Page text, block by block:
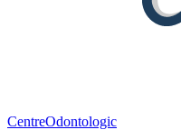
CentreOdontologic